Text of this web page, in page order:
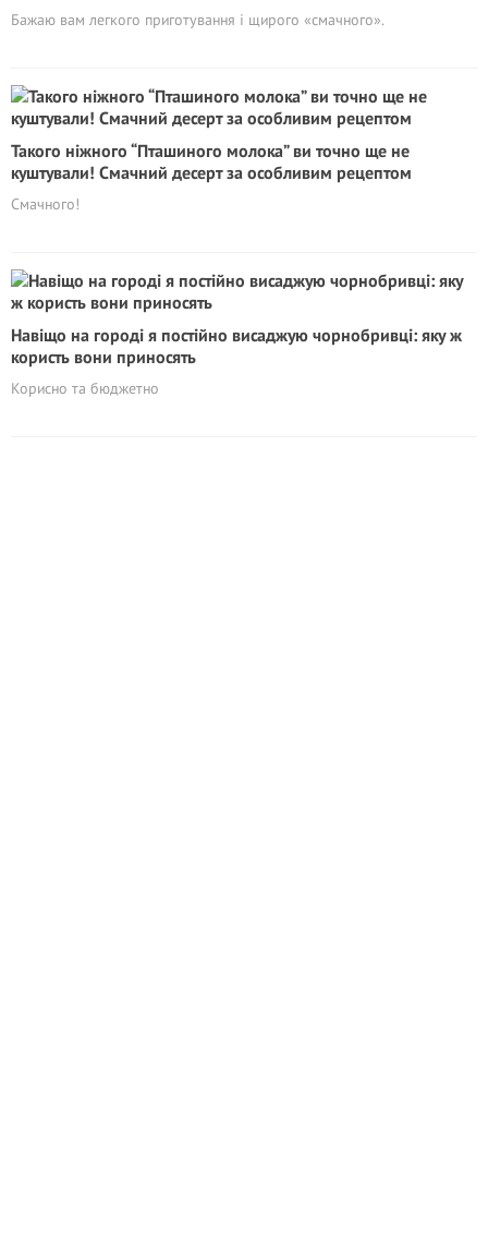
Бажаю вам легкого приготування і щирого «смачного».
Такого ніжного “Пташиного молока” ви точно ще не
куштували! Смачний десерт за особливим рецептом
Смачного!
Навіщо на городі я постійно висаджую чорнобривці: яку ж
користь вони приносять
Корисно та бюджетно